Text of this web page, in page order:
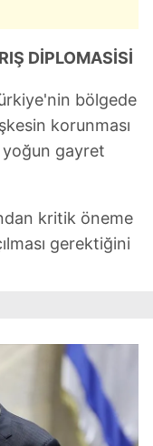
DİPLOMASİSİ
bölgede
korunması
yoğun gayret
kritik öneme
gerektiğini